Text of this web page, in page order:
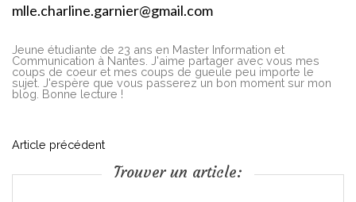
mlle.charline.garnier@gmail.com
Jeune étudiante de 23 ans en Master Information et
Communication à Nantes. J'aime partager avec vous mes
coups de coeur et mes coups de gueule peu importe le
sujet. J'espère que vous passerez un bon moment sur mon
blog. Bonne lecture !
N
Article précédent
Trouver un article: